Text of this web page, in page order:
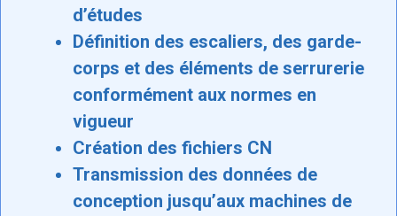
d’études
Définition des escaliers, des garde-
corps et des éléments de serrurerie
conformément aux normes en
vigueur
Création des fichiers CN
Transmission des données de
conception jusqu’aux machines de